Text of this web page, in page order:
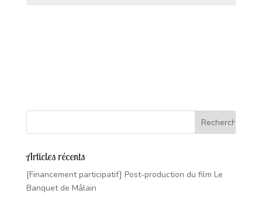
Articles récents
[Financement participatif] Post-production du film Le
Banquet de Mâlain